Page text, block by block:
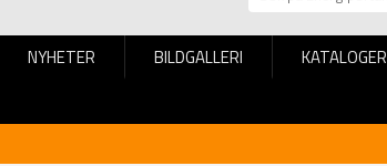
NYHETER BILDGALLERI KATALOGER